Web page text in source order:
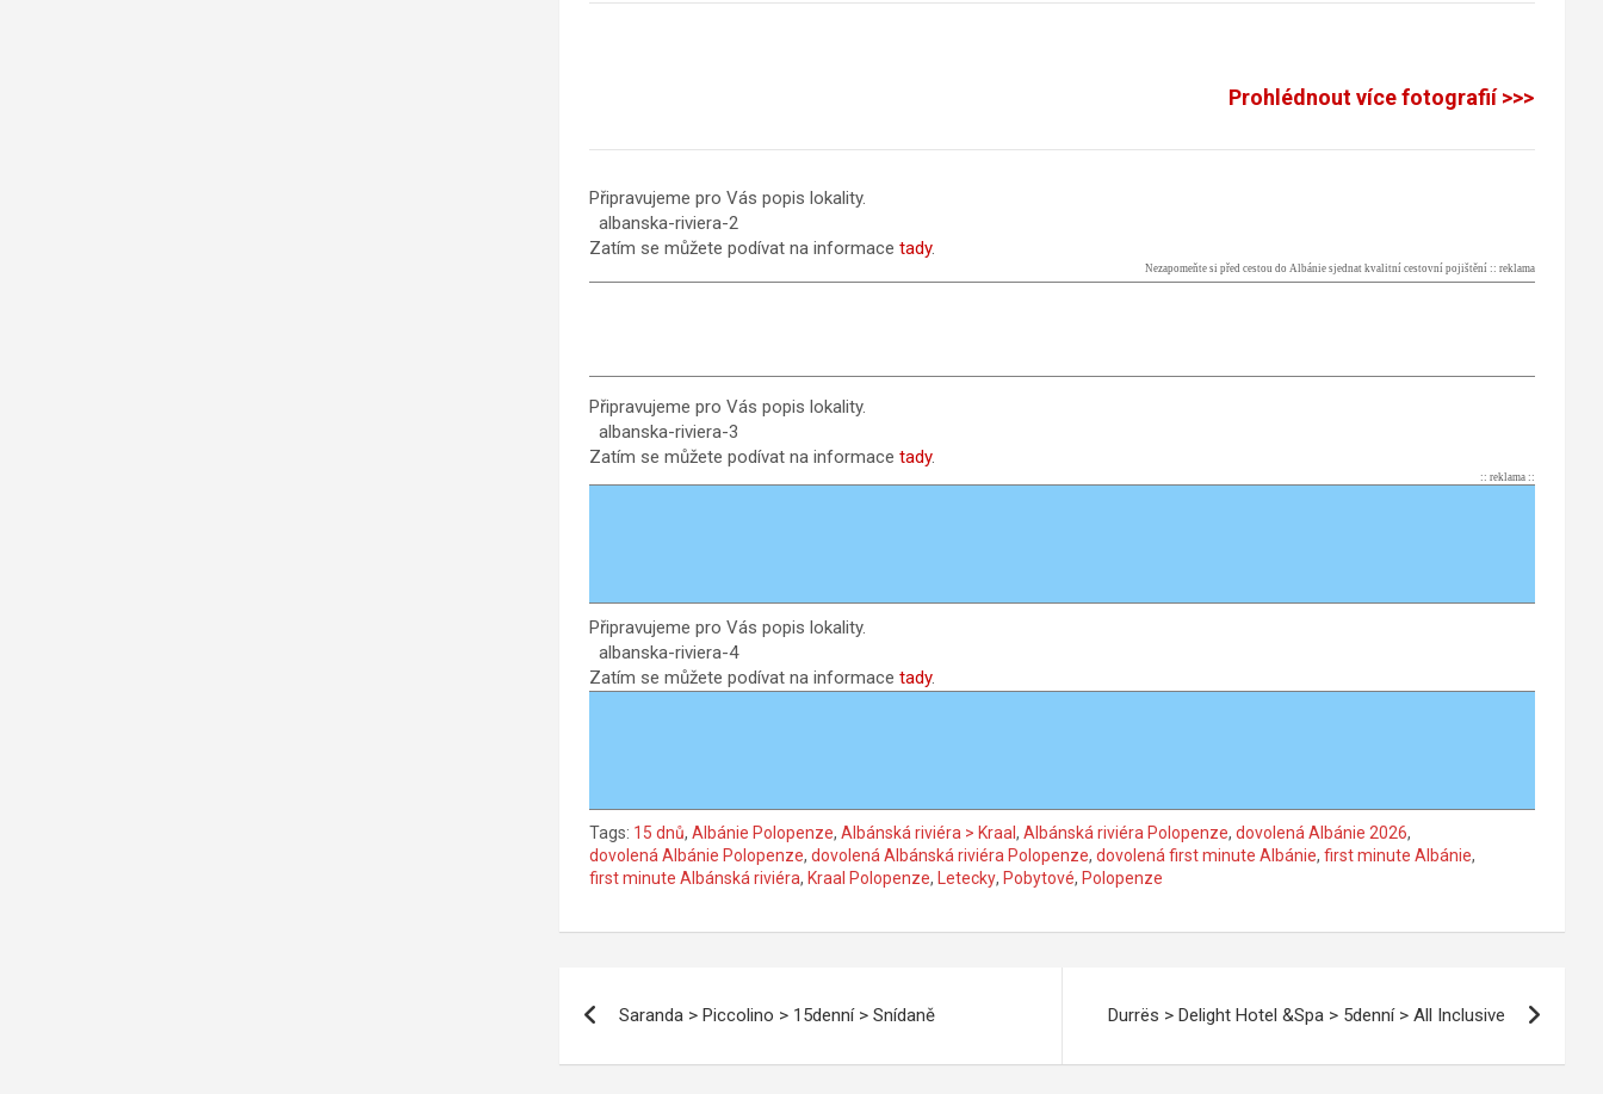
Prohlédnout více fotografií >>>
Připravujeme pro Vás popis lokality.
albanska-riviera-2
Zatím se můžete podívat na informace tady.
Nezapomeňte si před cestou do Albánie sjednat kvalitní cestovní pojištění :: reklama
Připravujeme pro Vás popis lokality.
albanska-riviera-3
Zatím se můžete podívat na informace tady.
:: reklama ::
Připravujeme pro Vás popis lokality.
albanska-riviera-4
Zatím se můžete podívat na informace tady.
Tags: 15 dnů, Albánie Polopenze, Albánská riviéra > Kraal , Albánská riviéra Polopenze, dovolená Albánie 2026,
dovolená Albánie Polopenze, dovolená Albánská riviéra Polopenze, dovolená first minute Albánie, first minute Albánie,
first minute Albánská riviéra, Kraal Polopenze, Letecky, Pobytové, Polopenze
pro
Saranda > Piccolino > 15denní > Snídaně Durrës > Delight Hotel &Spa > 5denní > All Inclusive